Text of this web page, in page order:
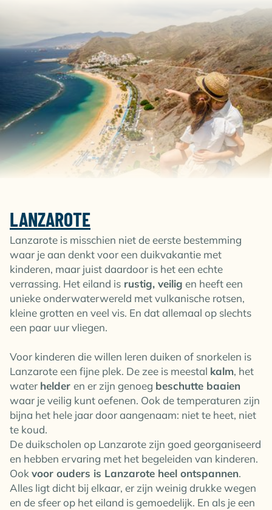
LANZAROTE
Lanzarote is misschien niet de eerste bestemming
waar je aan denkt voor een duikvakantie met
kinderen, maar juist daardoor is het een echte
verrassing. Het eiland is rustig, veilig en heeft een
unieke onderwaterwereld met vulkanische rotsen,
kleine grotten en veel vis. En dat allemaal op slechts
een paar uur vliegen.
Voor kinderen die willen leren duiken of snorkelen is
Lanzarote een fijne plek. De zee is meestal kalm, het
water helder en er zijn genoeg beschutte baaien
waar je veilig kunt oefenen. Ook de temperaturen zijn
bijna het hele jaar door aangenaam: niet te heet, niet
te koud.
De duikscholen op Lanzarote zijn goed georganiseerd
en hebben ervaring met het begeleiden van kinderen.
Ook voor ouders is Lanzarote heel ontspannen.
Alles ligt dicht bij elkaar, er zijn weinig drukke wegen
en de sfeer op het eiland is gemoedelijk. En als je een